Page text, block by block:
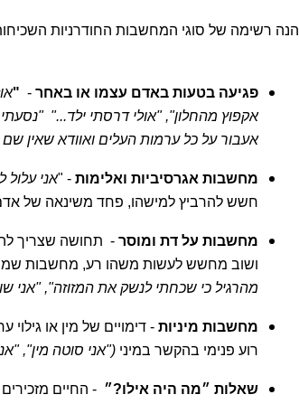
הנה רשימה של סוגי המחשבות החודרניות
פגיעה בטעות באדם עצמו או באחר -
"
אקפוץ מהחלון", "אולי דרסתי ילד..."
אעבור על כל ערמות העלים ואוודא שאין שם
מחשבות אגרסיביות ואלימות - "אני
חשש להרביץ למישהו, פחד משינאה של
מחשבות על דת ומוסר - תחושה שצריך
ושוב מחשש לעשות משהו רע, מחשבות
מהרגיל כי שכחתי לנשק את המזוזה", "אני
מחשבות מיניות - דימויים של מין או גילוי
רוע פנימי בהקשר במיני ("אני סוטה מין",
שאלות ״מה היה אילו?״ - החיים